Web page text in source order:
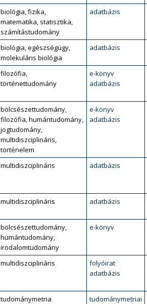
biológia, fizika,
matematika, statisztika,
számítástudomány
adatbázis
biológia, egészségügy,
molekuláris biológia
adatbázis
filozófia,
történettudomány
e-könyv
adatbázis
bölcsészettudomány,
filozófia, humántudomány,
jogtudomány,
multidiszciplináris,
történelem
e-könyv
adatbázis
multidiszciplináris adatbázis
multidiszciplináris adatbázis
bölcsészettudomány,
humántudomány,
irodalomtudomány
e-könyv
multidiszciplináris
folyóirat
adatbázis
tudománymetria
tudománymetriai